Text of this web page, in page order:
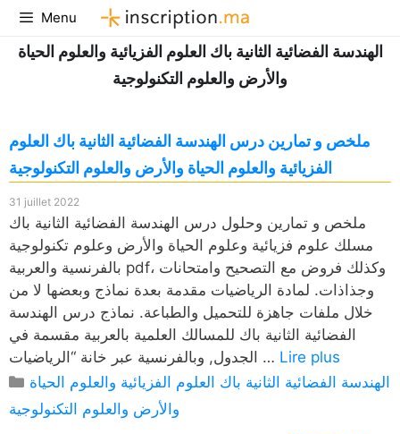
Aller
au
contenu
Menu
الهندسة الفضائية الثانية باك العلوم الفزيائية والعلوم الحياة
والأرض والعلوم التكنولوجية
ملخص و تمارين درس الهندسة الفضائية الثانية باك العلوم
الفزيائية والعلوم الحياة والأرض والعلوم التكنولوجية
31 juillet 2022
ملخص و تمارين وحلول درس الهندسة الفضائية الثانية باك
مسلك علوم فزيائية وعلوم الحياة والأرض وعلوم تكنولوجية
بالفرنسية والعربية pdf، وكذلك فروض مع التصحيح وامتحانات
وجذاذات. لمادة الرياضيات مقدمة بعدة نماذج وبعضها لا من
خلال ملفات جاهزة للتحميل والطباعة. نماذج درس الهندسة
الفضائية الثانية باك للمسالك العلمية بالعربية مقسمة في
الجدول, وبالفرنسية عبر خانة “الرياضيات … Lire plus
Catégories
الهندسة الفضائية الثانية باك العلوم الفزيائية والعلوم الحياة
والأرض والعلوم التكنولوجية